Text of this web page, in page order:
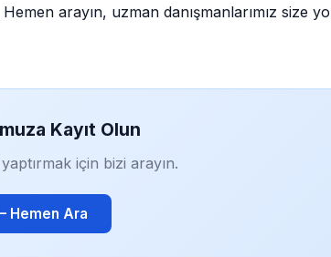
arayın, uzman danışmanlarımız size
Kayıt Olun
için bizi arayın.
Hemen Ara